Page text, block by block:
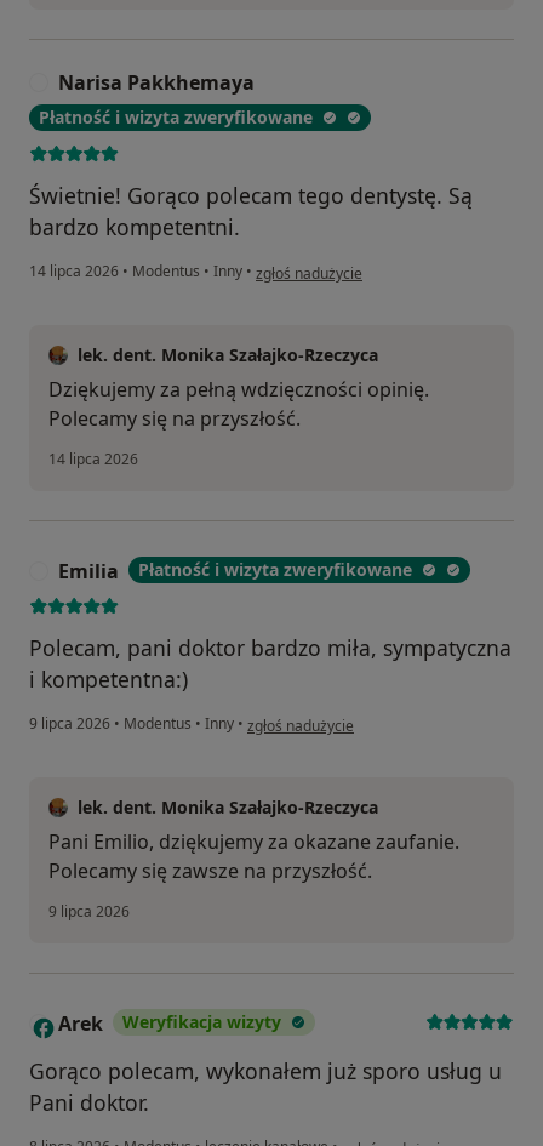
Narisa Pakkhemaya
Płatność i wizyta zweryfikowane
Świetnie! Gorąco polecam tego dentystę. Są
bardzo kompetentni.
14 lipca 2026 • Modentus • Inny • w opinii użytkownika Narisa Pakkhemaya
zgłoś nadużycie
lek. dent. Monika Szałajko-Rzeczyca
Dziękujemy za pełną wdzięczności opinię.
Polecamy się na przyszłość.
14 lipca 2026
Emilia Płatność i wizyta zweryfikowane
Polecam, pani doktor bardzo miła, sympatyczna
i kompetentna:)
9 lipca 2026 • Modentus • Inny • w opinii użytkownika Emilia
zgłoś nadużycie
lek. dent. Monika Szałajko-Rzeczyca
Pani Emilio, dziękujemy za okazane zaufanie.
Polecamy się zawsze na przyszłość.
9 lipca 2026
A Arek Weryfikacja wizyty
Gorąco polecam, wykonałem już sporo usług u
Pani doktor.